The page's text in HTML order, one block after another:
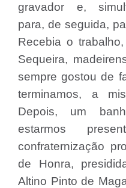
gravador e,
para, de seguida,
Recebia o
Sequeira,
sempre gostou de
terminamos, a
Depois, um
estarmos
confraternização
de Honra,
Altino Pinto de